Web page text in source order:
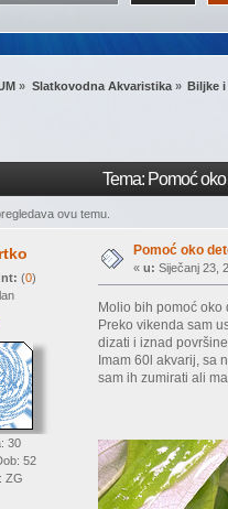
» Slatkovodna Akvaristika» Biljke
Tema: Pomoć
ovu temu.
(0)
30
52
ZG
Pomoć oko
«u: Siječanj 23,
Molio bih pomoć
Preko vikenda sam
dizati i iznad
Imam 60l akvarij, sa
sam ih zumirati ali